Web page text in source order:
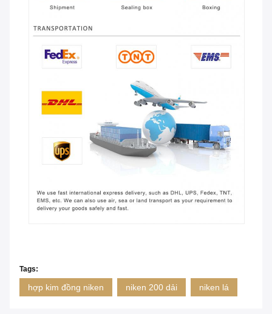
Tags:
hợp kim đồng niken niken 200 dải niken lá